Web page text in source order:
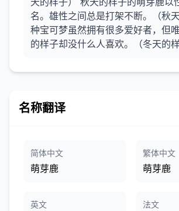
名。雄性之间总是打架不断。（秋
种宝可梦虽然拥有很多爱好者，但
的样子却没什么人喜欢。（冬天的样
名称翻译
简体中文
萌芽鹿
繁体中文
萌芽鹿
英文 法文